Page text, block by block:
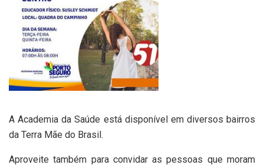
A Academia da Saúde está disponível em diversos bairros
da Terra Mãe do Brasil.
Aproveite também para convidar as pessoas que moram